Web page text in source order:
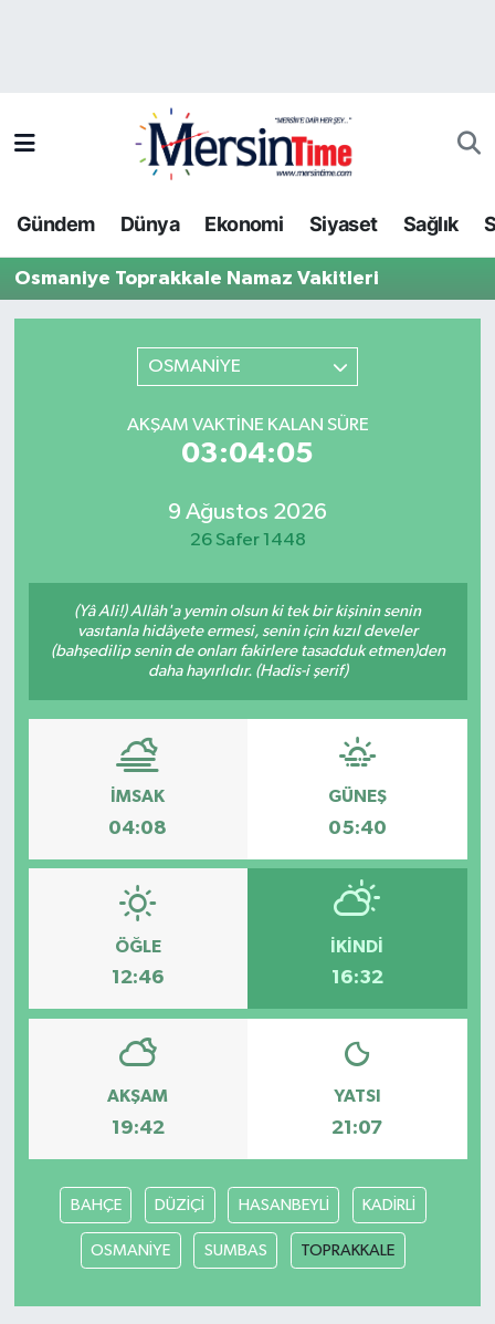
Gündem Dünya Ekonomi Siyaset Sağlık
Osmaniye Toprakkale Namaz Vakitleri
OSMANİYE
AKŞAM VAKTINE KALAN SÜRE
03:04:05
9 Ağustos 2026
26 Safer 1448
(Yâ Ali!) Allâh'a yemin olsun ki tek bir kişinin senin
vasıtanla hidâyete ermesi, senin için kızıl develer
(bahşedilip senin de onları fakirlere tasadduk etmen)den
daha hayırlıdır. (Hadis-i şerif)
İMSAK
04:08
GÜNEŞ
05:40
ÖĞLE
12:46
İKINDI
16:32
AKŞAM
19:42
YATSI
21:07
BAHÇE DÜZİÇİ HASANBEYLİ KADİRLİ
OSMANİYE SUMBAS TOPRAKKALE
Bilim-Teknoloji
Dünya
Gündem
Siyaset
Spor
Yaşam
Trafik Durumu
Tüm Manşetler
Haber Arşivi